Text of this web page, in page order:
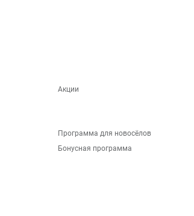
Акции
Программа для новосёлов
Бонусная программа